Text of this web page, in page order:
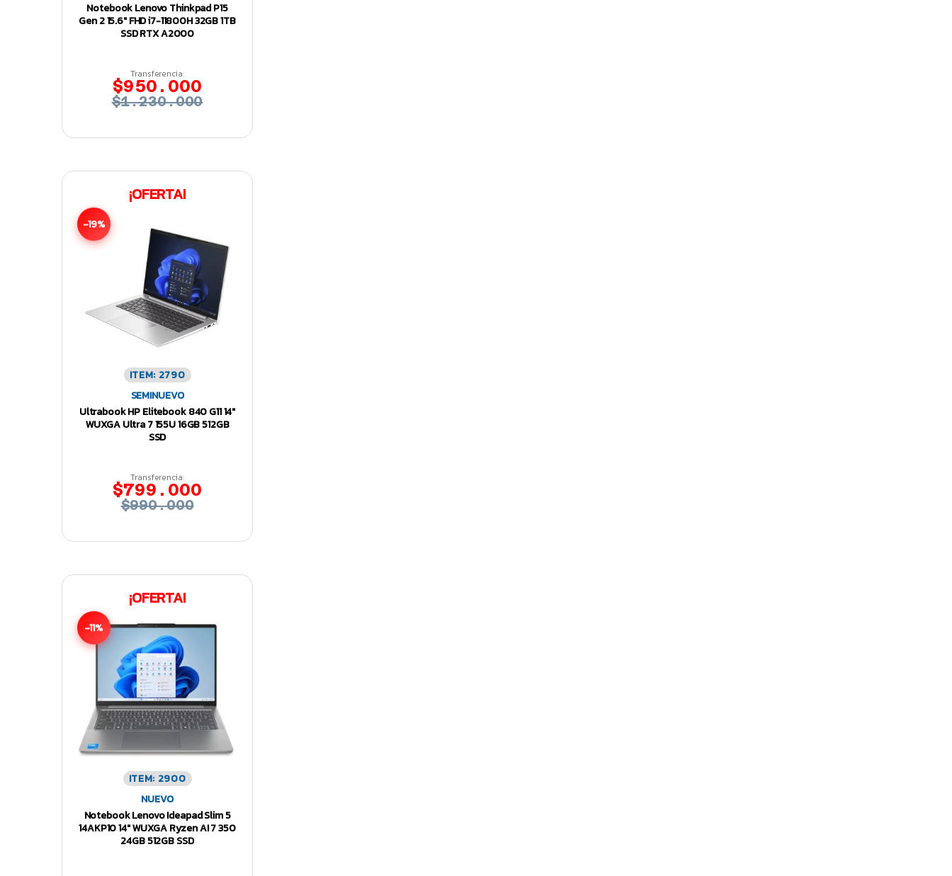
Notebook Lenovo Thinkpad P15
Gen 2 15.6″ FHD i7-11800H 32GB 1TB
SSD RTX A2000
Transferencia:
$950.000
$1.230.000
¡OFERTA!
-19%
ITEM: 2790
SEMINUEVO
Ultrabook HP Elitebook 840 G11 14″
WUXGA Ultra 7 155U 16GB 512GB
SSD
Transferencia:
$799.000
$990.000
¡OFERTA!
-11%
ITEM: 2900
NUEVO
Notebook Lenovo Ideapad Slim 5
14AKP10 14″ WUXGA Ryzen AI 7 350
24GB 512GB SSD